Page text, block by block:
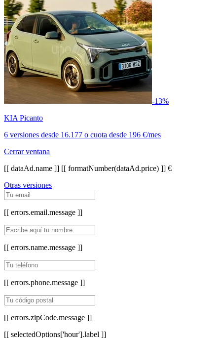
-13%
KIA Picanto
6 versiones desde 16.177 o cuota desde 196 €/mes
Cerrar ventana
[[ dataAd.name ]] [[ formatNumber(dataAd.price) ]] €
Otras versiones
[[ errors.email.message ]]
[[ errors.name.message ]]
[[ errors.phone.message ]]
[[ errors.zipCode.message ]]
[[ selectedOptions['hour'].label ]]